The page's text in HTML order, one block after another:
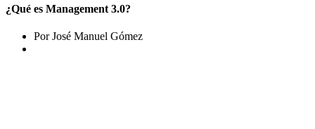
¿Qué es Management 3.0?
Por José Manuel Gómez